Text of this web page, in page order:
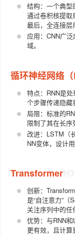
结构：一个典型
通过卷积核提取
最后，全连接层
应用：CNN广
域。
循环神经网络（
特点：RNN是
个步骤传递隐藏
局限：标准的
限制了其在长序
改进：LSTM（
NN变体，设计
Transformer
创新：
是“自注意力”
关注序列中的任
优势：与RNN
更有效，且计算